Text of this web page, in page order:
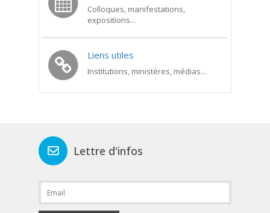
Colloques, manifestations,
expositions...
Liens utiles
Institutions, ministères, médias...
Lettre d'infos